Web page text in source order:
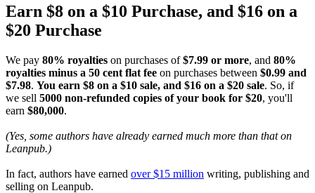
Earn $8 on a $10 Purchase, and $16 on a
$20 Purchase
We pay 80% royalties on purchases of$7.99 or more, and 80%
royalties minus a 50 cent flat fee on purchases between $0.99 and
$7.98. You earn $8 on a $10 sale, and $16 on a $20 sale. So, if
we sell 5000 non-refunded copies of your book for $20, you'll
earn $80,000.
(Yes, some authors have already earned much more than that on
Leanpub.)
In fact, authors have earned over $15 million writing, publishing and
selling on Leanpub.